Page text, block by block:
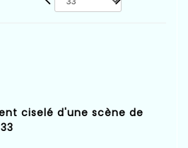
ciselé d'une scène de